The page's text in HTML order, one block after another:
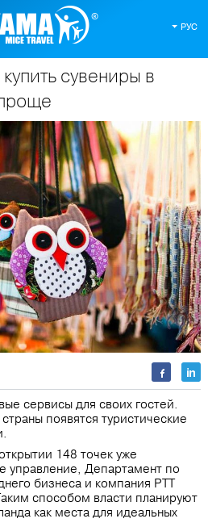
РУС
сувениры в
сервисы для своих гостей.
появятся туристические
148 точек уже
управление, Департамент по
бизнеса и компания PTT
способом власти планируют
как места для идеальных